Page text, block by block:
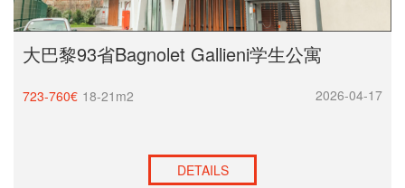
大巴黎93省Bagnolet Gallieni学生公寓
723-760€ 18-21m2 2026-04-17
DETAILS